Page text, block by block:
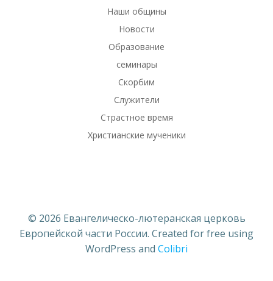
Наши общины
Новости
Образование
семинары
Скорбим
Служители
Страстное время
Христианские мученики
© 2026 Евангелическо-лютеранская церковь
Европейской части России. Created for free using
WordPress and Colibri